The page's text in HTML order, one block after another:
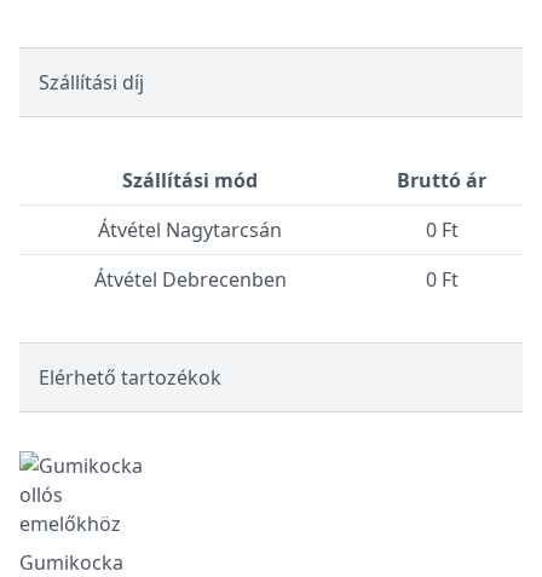
Szállítási díj
Szállítási mód
Bruttó ár
Átvétel Nagytarcsán
0 Ft
Átvétel Debrecenben
0 Ft
Elérhető tartozékok
Gumikocka